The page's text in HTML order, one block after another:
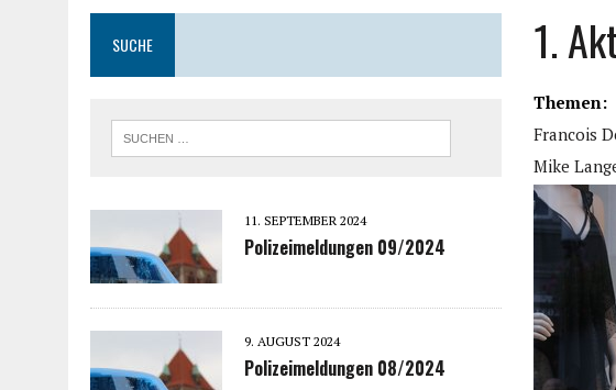
1.
Themen:
Francois
Mike
SUCHE
11. SEPTEMBER 2024
Polizeimeldungen 09/2024
9. AUGUST 2024
Polizeimeldungen 08/2024